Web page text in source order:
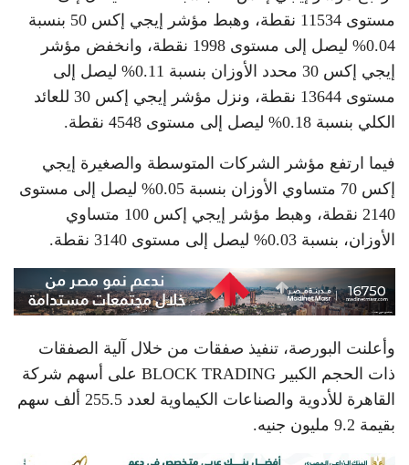
مستوى 11534 نقطة، وهبط مؤشر إيجي إكس 50 بنسبة
0.04% ليصل إلى مستوى 1998 نقطة، وانخفض مؤشر
إيجي إكس 30 محدد الأوزان بنسبة 0.11% ليصل إلى
مستوى 13644 نقطة، ونزل مؤشر إيجي إكس 30 للعائد
الكلي بنسبة 0.18% ليصل إلى مستوى 4548 نقطة.
فيما ارتفع مؤشر الشركات المتوسطة والصغيرة إيجي
إكس 70 متساوي الأوزان بنسبة 0.05% ليصل إلى مستوى
2140 نقطة، وهبط مؤشر إيجي إكس 100 متساوي
الأوزان، بنسبة 0.03% ليصل إلى مستوى 3140 نقطة.
وأعلنت البورصة، تنفيذ صفقات من خلال آلية الصفقات
ذات الحجم الكبير BLOCK TRADING على أسهم شركة
القاهرة للأدوية والصناعات الكيماوية لعدد 255.5 ألف سهم
بقيمة 9.2 مليون جنيه.